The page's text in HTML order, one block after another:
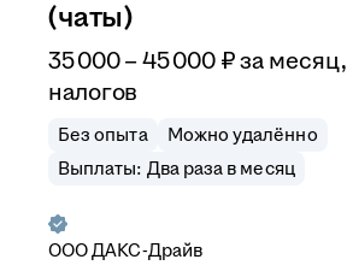
(чаты)
35 000–45 000 ₽ за месяц,
налогов
Без опыта
Можно удалённо
Выплаты: Два раза в месяц
ОООДАКС-Драйв